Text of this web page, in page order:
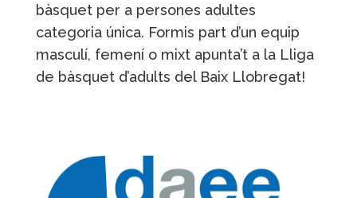
bàsquet per a persones adultes
categoria única. Formis part d’un equip
masculí, femení o mixt apunta’t a la Lliga
de bàsquet d’adults del Baix Llobregat!